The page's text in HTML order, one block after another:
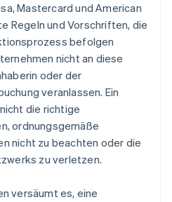
Mastercard und American
Regeln und Vorschriften, die
befolgen
nicht an diese
oder der
veranlassen. Ein
die richtige
ordnungsgemäße
nicht zu beachten oder die
zu verletzen.
versäumt es, eine